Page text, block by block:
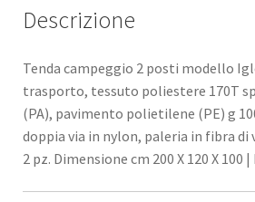
Descrizione
Tenda campeggio 2 posti modello
trasporto, tessuto poliestere 170T
(PA), pavimento polietilene (PE) g
doppia via in nylon, paleria in fibra di
2 pz. Dimensione cm 200 X 120 X 100